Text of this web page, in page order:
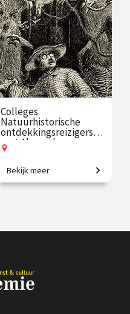
€ 17.50
4
afleveringen
Speeltijd 1 uur
VAthuis
Colleges
Natuurhistorische
ontdekkingsreizigers
met Alexander
Reeuwijk
In het spoor van de grote
natuurhistorische
sep.
Bekijk meer